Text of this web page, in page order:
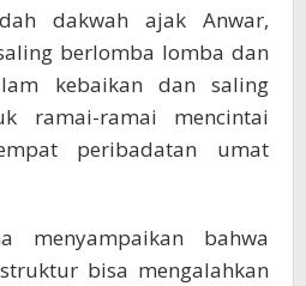
dakwah ajak Anwar,
berlomba lomba dan
kebaikan dan saling
ramai-ramai mencintai
peribadatan umat
menyampaikan bahwa
bisa mengalahkan